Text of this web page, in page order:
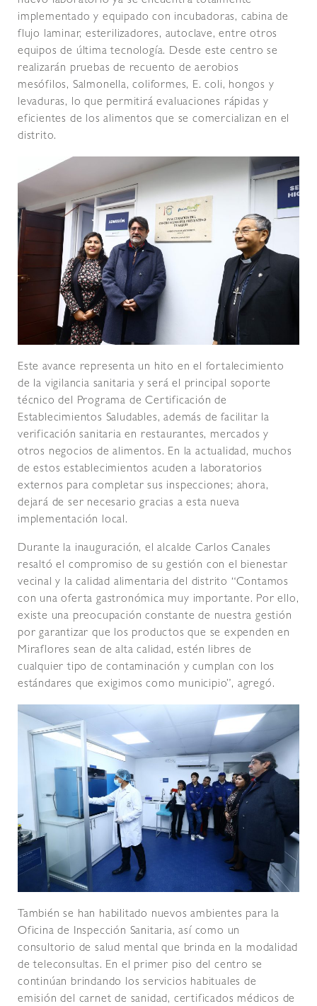
implementado y equipado con incubadoras, cabina de
flujo laminar, esterilizadores, autoclave, entre otros
equipos de última tecnología. Desde este centro se
realizarán pruebas de recuento de aerobios
mesófilos, Salmonella, coliformes, E. coli, hongos y
levaduras, lo que permitirá evaluaciones rápidas y
eficientes de los alimentos que se comercializan en el
distrito.
Este avance representa un hito en el fortalecimiento
de la vigilancia sanitaria y será el principal soporte
técnico del Programa de Certificación de
Establecimientos Saludables, además de facilitar la
verificación sanitaria en restaurantes, mercados y
otros negocios de alimentos. En la actualidad, muchos
de estos establecimientos acuden a laboratorios
externos para completar sus inspecciones; ahora,
dejará de ser necesario gracias a esta nueva
implementación local.
Durante la inauguración, el alcalde Carlos Canales
resaltó el compromiso de su gestión con el bienestar
vecinal y la calidad alimentaria del distrito “Contamos
con una oferta gastronómica muy importante. Por ello,
existe una preocupación constante de nuestra gestión
por garantizar que los productos que se expenden en
Miraflores sean de alta calidad, estén libres de
cualquier tipo de contaminación y cumplan con los
estándares que exigimos como municipio”, agregó.
También se han habilitado nuevos ambientes para la
Oficina de Inspección Sanitaria, así como un
consultorio de salud mental que brinda en la modalidad
de teleconsultas. En el primer piso del centro se
continúan brindando los servicios habituales de
emisión del carnet de sanidad, certificados médicos de